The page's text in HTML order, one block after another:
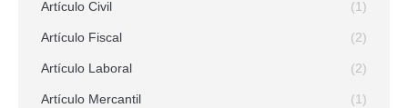
Artículo Civil (1)
Artículo Fiscal (2)
Artículo Laboral (2)
Artículo Mercantil (1)